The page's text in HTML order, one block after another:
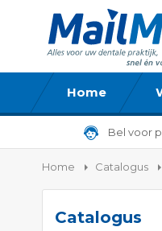
Home
Bel voor
Home Catalogus
Catalogus